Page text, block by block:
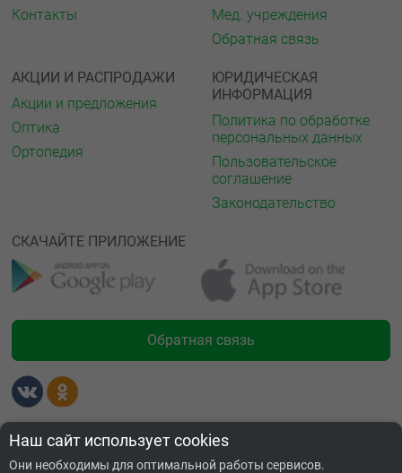
Контакты
Мед. учреждения
Обратная связь
АКЦИИ И РАСПРОДАЖИ
Акции и предложения
Оптика
Ортопедия
ЮРИДИЧЕСКАЯ
ИНФОРМАЦИЯ
Политика по обработке
персональных данных
Пользовательское
соглашение
Законодательство
СКАЧАЙТЕ ПРИЛОЖЕНИЕ
Обратная связь
Лицензии
Наш сайт использует cookies
Они необходимы для оптимальной работы сервисов.